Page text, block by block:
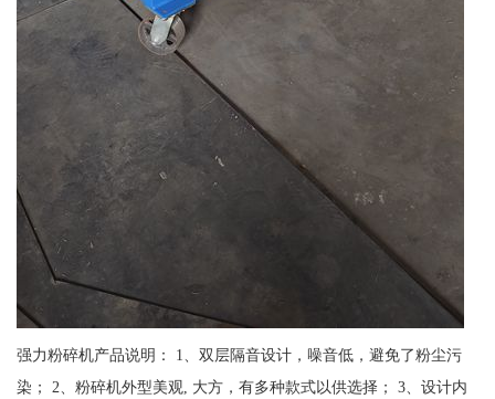
强力粉碎机产品说明： 1、双层隔音设计，噪音低，避免了粉尘污
染； 2、粉碎机外型美观, 大方，有多种款式以供选择； 3、设计内